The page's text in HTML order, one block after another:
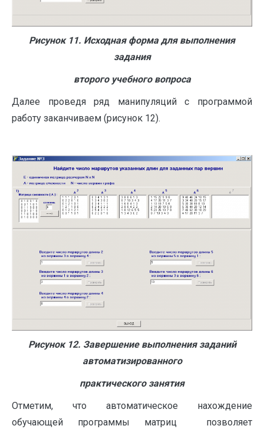
Рисунок 11. Исходная форма для выполнения
задания
второго учебного вопроса
Далее проведя ряд манипуляций с программой
работу заканчиваем (рисунок 12).
Рисунок 12. Завершение выполнения заданий
автоматизированного
практического занятия
Отметим, что автоматическое нахождение
обучающей программы матриц позволяет